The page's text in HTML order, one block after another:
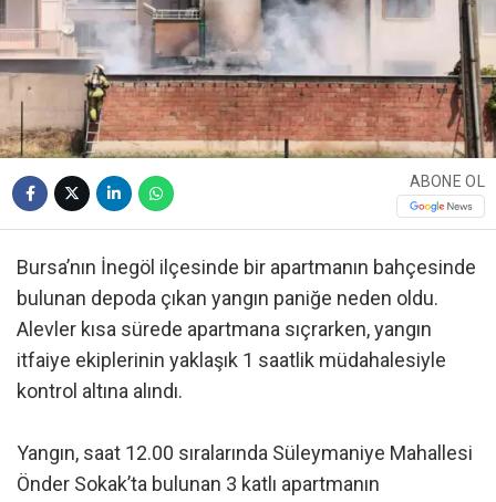
ABONE OL
Bursa’nın İnegöl ilçesinde bir apartmanın bahçesinde
bulunan depoda çıkan yangın paniğe neden oldu.
Alevler kısa sürede apartmana sıçrarken, yangın
itfaiye ekiplerinin yaklaşık 1 saatlik müdahalesiyle
kontrol altına alındı.
Yangın, saat 12.00 sıralarında Süleymaniye Mahallesi
Önder Sokak’ta bulunan 3 katlı apartmanın